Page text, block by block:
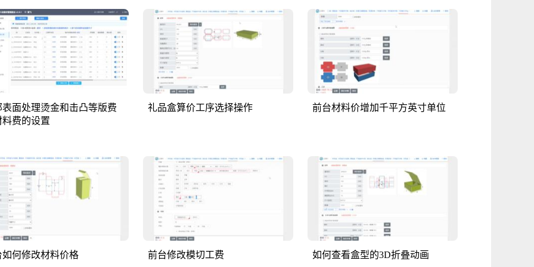
表面处理烫金和击凸等版费
料费的设置
礼品盒算价工序选择操作 前台材料价增加千平方英寸单位
如何修改材料价格 前台修改模切工费 如何查看盒型的3D折叠动画